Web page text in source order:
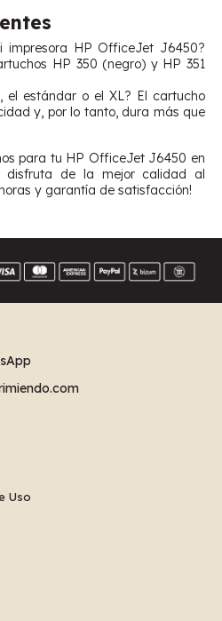
impresora HP OfficeJet J6450?
HP 350 (negro) y HP 351
el estándar o el XL? El cartucho
y, por lo tanto, dura más que
para tu HP OfficeJet J6450 en
disfruta de la mejor calidad al
y garantía de satisfacción!
Uso